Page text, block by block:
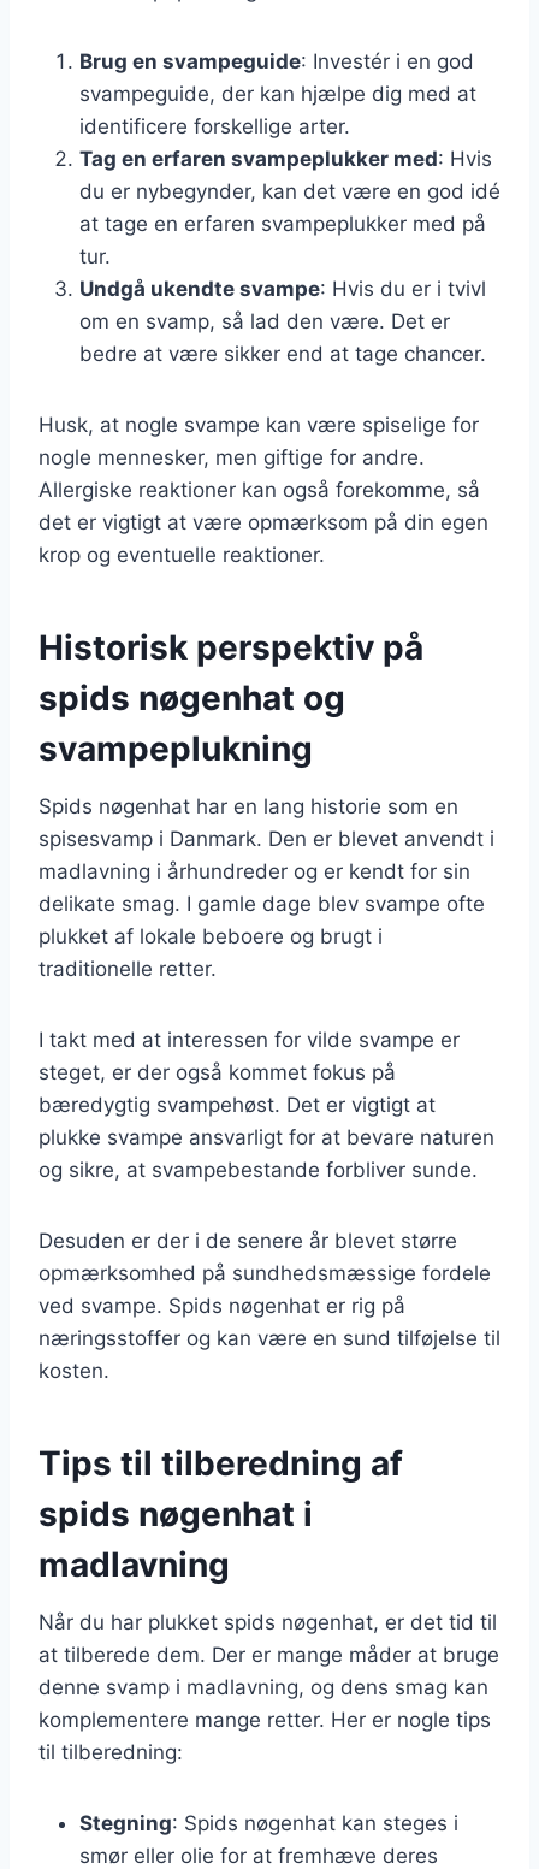
Brug en svampeguide: Investér i en god
svampeguide, der kan hjælpe dig med at
identificere forskellige arter.
Tag en erfaren svampeplukker med: Hvis
du er nybegynder, kan det være en god idé
at tage en erfaren svampeplukker med på
tur.
Undgå ukendte svampe: Hvis du er i tvivl
om en svamp, så lad den være. Det er
bedre at være sikker end at tage chancer.
Husk, at nogle svampe kan være spiselige for
nogle mennesker, men giftige for andre.
Allergiske reaktioner kan også forekomme, så
det er vigtigt at være opmærksom på din egen
krop og eventuelle reaktioner.
Historisk perspektiv på
spids nøgenhat og
svampeplukning
Spids nøgenhat har en lang historie som en
spisesvamp i Danmark. Den er blevet anvendt i
madlavning i århundreder og er kendt for sin
delikate smag. I gamle dage blev svampe ofte
plukket af lokale beboere og brugt i
traditionelle retter.
I takt med at interessen for vilde svampe er
steget, er der også kommet fokus på
bæredygtig svampehøst. Det er vigtigt at
plukke svampe ansvarligt for at bevare naturen
og sikre, at svampebestande forbliver sunde.
Desuden er der i de senere år blevet større
opmærksomhed på sundhedsmæssige fordele
ved svampe. Spids nøgenhat er rig på
næringsstoffer og kan være en sund tilføjelse til
kosten.
Tips til tilberedning af
spids nøgenhat i
madlavning
Når du har plukket spids nøgenhat, er det tid til
at tilberede dem. Der er mange måder at bruge
denne svamp i madlavning, og dens smag kan
komplementere mange retter. Her er nogle tips
til tilberedning:
Stegning: Spids nøgenhat kan steges i
smør eller olie for at fremhæve deres